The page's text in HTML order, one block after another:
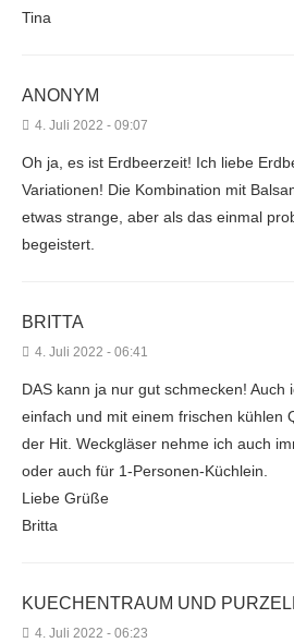
Tina
ANONYM
4. Juli 2022 - 09:07
Oh ja, es ist Erdbeerzeit! Ich liebe
Variationen! Die Kombination mit
etwas strange, aber als das einmal
begeistert.
BRITTA
4. Juli 2022 - 06:41
DAS kann ja nur gut schmecken! Auch
einfach und mit einem frischen kühlen
der Hit. Weckgläser nehme ich auch
oder auch für 1-Personen-Küchlein.
Liebe Grüße
Britta
KUECHENTRAUM UND
4. Juli 2022 - 06:23